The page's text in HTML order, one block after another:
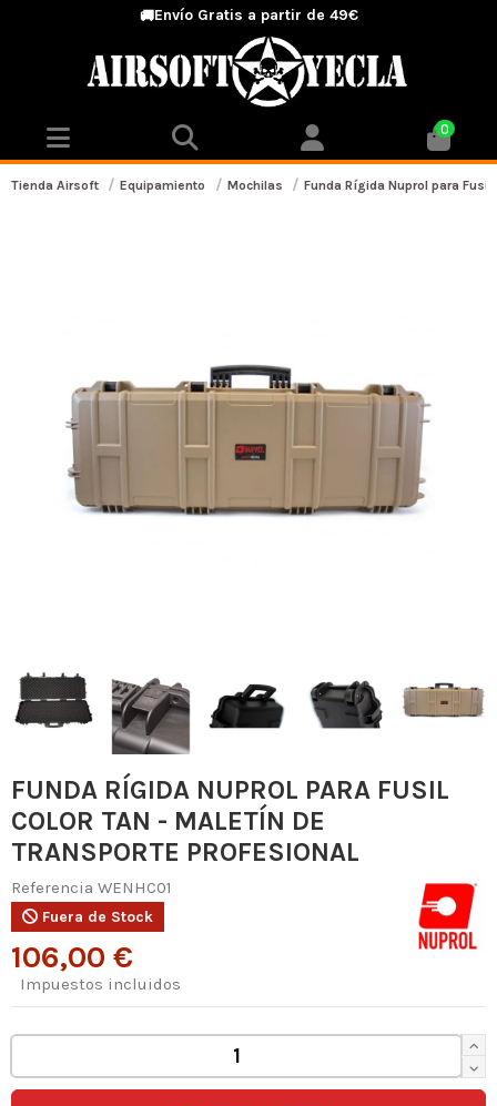
🚚Envío Gratis a partir de 49€
0
Tienda Airsoft Equipamiento Mochilas Funda Rígida Nuprol para
FUNDA RÍGIDA NUPROL PARA FUSIL
COLOR TAN - MALETÍN DE
TRANSPORTE PROFESIONAL
Referencia WENHC01
Fuera de Stock
106,00 €
Impuestos incluidos